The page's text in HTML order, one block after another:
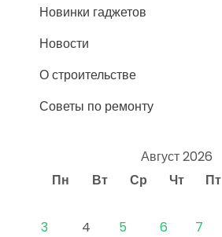
Новинки гаджетов
Новости
О строительстве
Советы по ремонту
Август 2026
Пн
Вт Ср Чт Пт
3
4 5 6 7